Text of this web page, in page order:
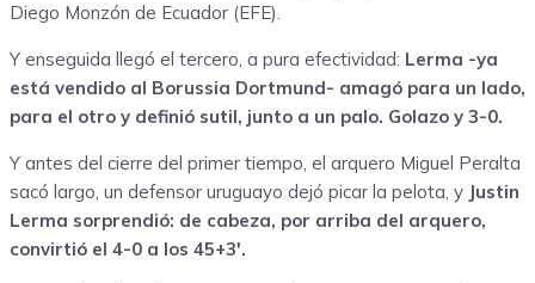
Diego Monzón de Ecuador (EFE).
Y enseguida llegó el tercero, a pura efectividad: Lerma -ya
está vendido al Borussia Dortmund- amagó para un lado,
para el otro y definió sutil, junto a un palo. Golazo y 3-0.
Y antes del cierre del primer tiempo, el arquero Miguel Peralta
sacó largo, un defensor uruguayo dejó picar la pelota, y Justin
Lerma sorprendió: de cabeza, por arriba del arquero,
convirtió el 4-0 a los 45+3′.